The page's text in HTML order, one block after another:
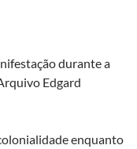
durante a
Edgard
enquanto